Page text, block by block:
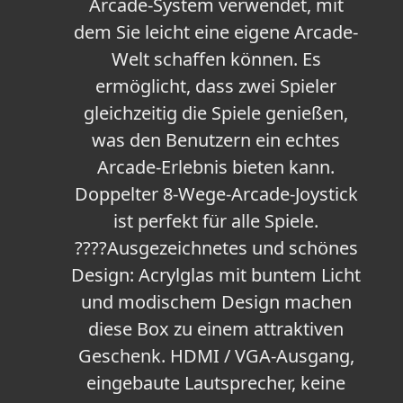
Arcade-System verwendet, mit
dem Sie leicht eine eigene Arcade-
Welt schaffen können. Es
ermöglicht, dass zwei Spieler
gleichzeitig die Spiele genießen,
was den Benutzern ein echtes
Arcade-Erlebnis bieten kann.
Doppelter 8-Wege-Arcade-Joystick
ist perfekt für alle Spiele.
????Ausgezeichnetes und schönes
Design: Acrylglas mit buntem Licht
und modischem Design machen
diese Box zu einem attraktiven
Geschenk. HDMI / VGA-Ausgang,
eingebaute Lautsprecher, keine